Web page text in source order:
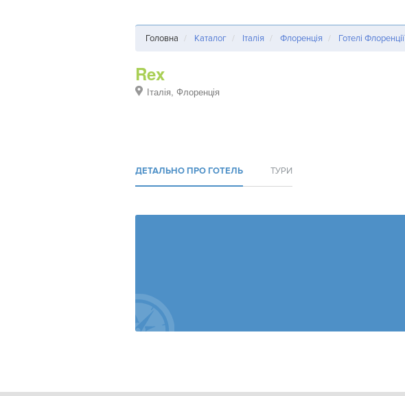
Головна Каталог Італія Флоренція Готелі Флоренції
Rex
Італія, Флоренція
ДЕТАЛЬНО ПРО ГОТЕЛЬ ТУРИ